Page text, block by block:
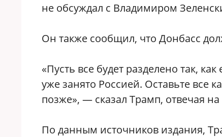
не обсуждал с Владимиром
Он также сообщил, что Донбасс
«Пусть все будет разделено так,
уже занято Россией. Оставьте все
позже», — сказал Трамп, отвечая
По данным источников издания,